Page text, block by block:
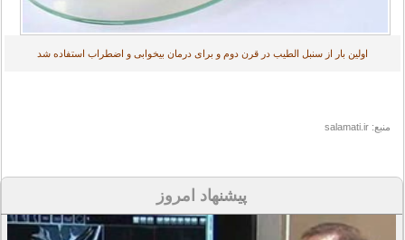
اولین بار از سنبل الطیب در قرن دوم و برای درمان بیخوابی و اضطراب استفاده شد
منبع: salamati.ir
پیشنهاد امروز